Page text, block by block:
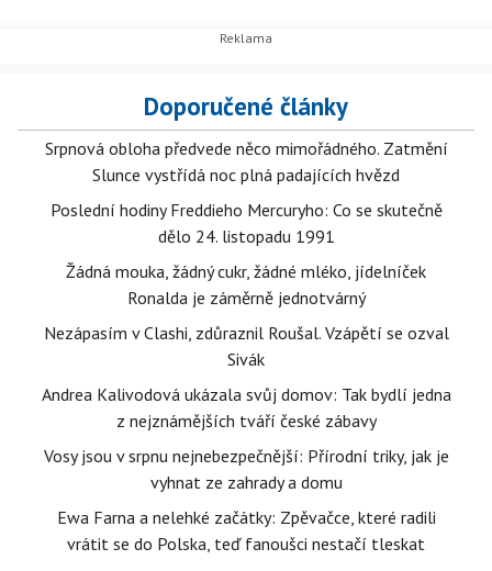
Doporučené články
Srpnová obloha předvede něco mimořádného. Zatmění
Slunce vystřídá noc plná padajících hvězd
Poslední hodiny Freddieho Mercuryho: Co se skutečně
dělo 24. listopadu 1991
Žádná mouka, žádný cukr, žádné mléko, jídelníček
Ronalda je záměrně jednotvárný
Nezápasím v Clashi, zdůraznil Roušal. Vzápětí se ozval
Sivák
Andrea Kalivodová ukázala svůj domov: Tak bydlí jedna
z nejznámějších tváří české zábavy
Vosy jsou v srpnu nejnebezpečnější: Přírodní triky, jak je
vyhnat ze zahrady a domu
Ewa Farna a nelehké začátky: Zpěvačce, které radili
vrátit se do Polska, teď fanoušci nestačí tleskat